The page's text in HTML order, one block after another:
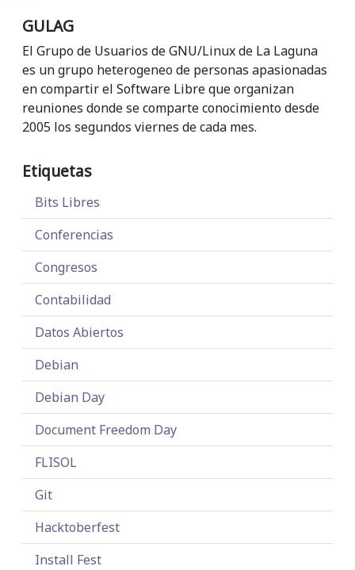
GULAG
El Grupo de Usuarios de GNU/Linux de La Laguna
es un grupo heterogeneo de personas apasionadas
en compartir el Software Libre que organizan
reuniones donde se comparte conocimiento desde
2005 los segundos viernes de cada mes.
Etiquetas
Bits Libres
Conferencias
Congresos
Contabilidad
Datos Abiertos
Debian
Debian Day
Document Freedom Day
FLISOL
Git
Hacktoberfest
Install Fest